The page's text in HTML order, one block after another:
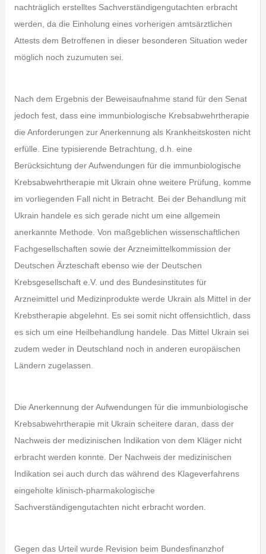
nachträglich erstelltes Sachverständigengutachten erbracht
werden, da die Einholung eines vorherigen amtsärztlichen
Attests dem Betroffenen in dieser besonderen Situation weder
möglich noch zuzumuten sei.
Nach dem Ergebnis der Beweisaufnahme stand für den Senat
jedoch fest, dass eine immunbiologische Krebsabwehrtherapie
die Anforderungen zur Anerkennung als Krankheitskosten nicht
erfülle. Eine typisierende Betrachtung, d.h. eine
Berücksichtung der Aufwendungen für die immunbiologische
Krebsabwehrtherapie mit Ukrain ohne weitere Prüfung, komme
im vorliegenden Fall nicht in Betracht. Bei der Behandlung mit
Ukrain handele es sich gerade nicht um eine allgemein
anerkannte Methode. Von maßgeblichen wissenschaftlichen
Fachgesellschaften sowie der Arzneimittelkommission der
Deutschen Ärzteschaft ebenso wie der Deutschen
Krebsgesellschaft e.V. und des Bundesinstitutes für
Arzneimittel und Medizinprodukte werde Ukrain als Mittel in der
Krebstherapie abgelehnt. Es sei somit nicht offensichtlich, dass
es sich um eine Heilbehandlung handele. Das Mittel Ukrain sei
zudem weder in Deutschland noch in anderen europäischen
Ländern zugelassen.
Die Anerkennung der Aufwendungen für die immunbiologische
Krebsabwehrtherapie mit Ukrain scheitere daran, dass der
Nachweis der medizinischen Indikation von dem Kläger nicht
erbracht werden konnte. Der Nachweis der medizinischen
Indikation sei auch durch das während des Klageverfahrens
eingeholte klinisch-pharmakologische
Sachverständigengutachten nicht erbracht worden.
Gegen das Urteil wurde Revision beim Bundesfinanzhof